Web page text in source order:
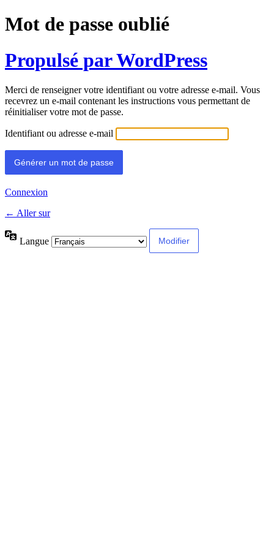
Mot de passe oublié
Propulsé par WordPress
Merci de renseigner votre identifiant ou votre adresse e-mail. Vous
recevrez un e-mail contenant les instructions vous permettant de
réinitialiser votre mot de passe.
Identifiant ou adresse e-mail
Connexion
← Aller sur
Langue